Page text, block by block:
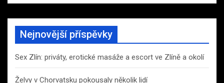
Nejnovější příspěvky
Sex Zlín: priváty, erotické masáže a escort ve Zlíně a okolí
Želvy v Chorvatsku pokousaly několik lidí